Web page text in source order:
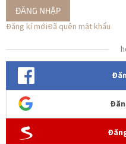
ĐĂNG NHẬP
Đăng kí mớiĐã quên mật khẩu